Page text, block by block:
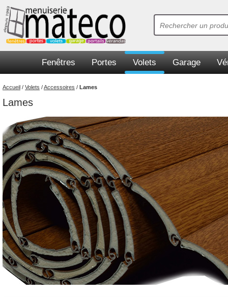
Fenêtres Portes Volets Garage
Accueil / Volets /Accessoires / Lames
Lames